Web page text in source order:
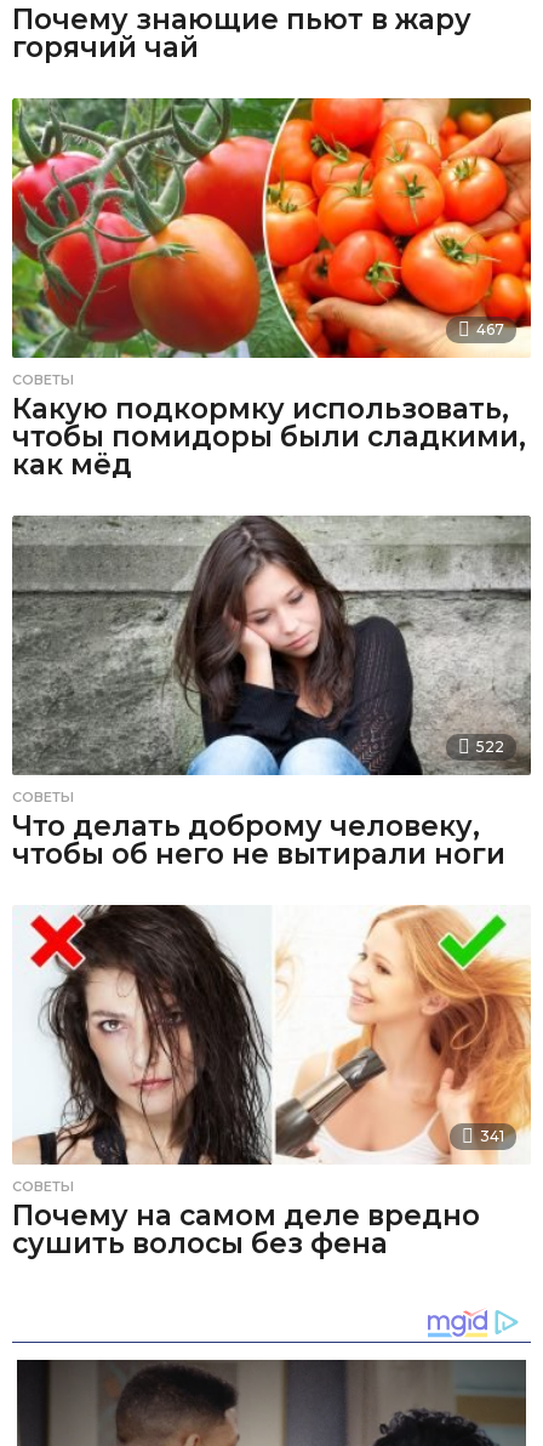
Почему знающие пьют в жару
горячий чай
467
СОВЕТЫ
Какую подкормку использовать,
чтобы помидоры были сладкими,
как мёд
522
СОВЕТЫ
Что делать доброму человеку,
чтобы об него не вытирали ноги
341
СОВЕТЫ
Почему на самом деле вредно
сушить волосы без фена